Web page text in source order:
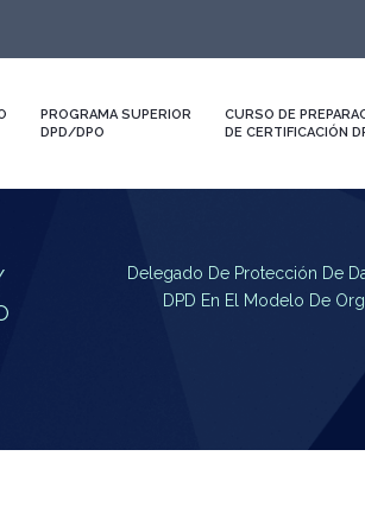
PROGRAMA SUPERIOR
DPD/DPO
CURSO DE
DE CERTIFICACIÓN
Delegado De Protección De
DPD En El Modelo De